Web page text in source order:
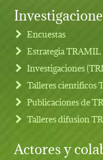
Footer menu
Encuestas
Estrategia TRAMIL
Investigaciones
Talleres cientificos
Publicaciones de
Talleres difusion
Actores y